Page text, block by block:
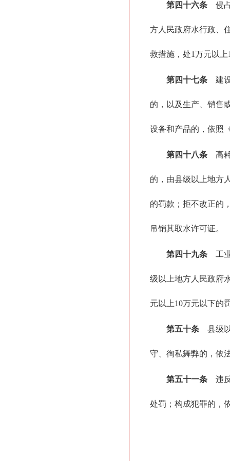
第四十六条 侵
方人民政府水行政、
救措施，处1万元以
第四十七条 建
的，以及生产、销售
设备和产品的，依照
第四十八条 高
的，由县级以上地方
的罚款；拒不改正的
吊销其取水许可证。
第四十九条 工
级以上地方人民政府
元以上10万元以下的
第五十条 县级
守、徇私舞弊的，依
第五十一条 违
处罚；构成犯罪的，